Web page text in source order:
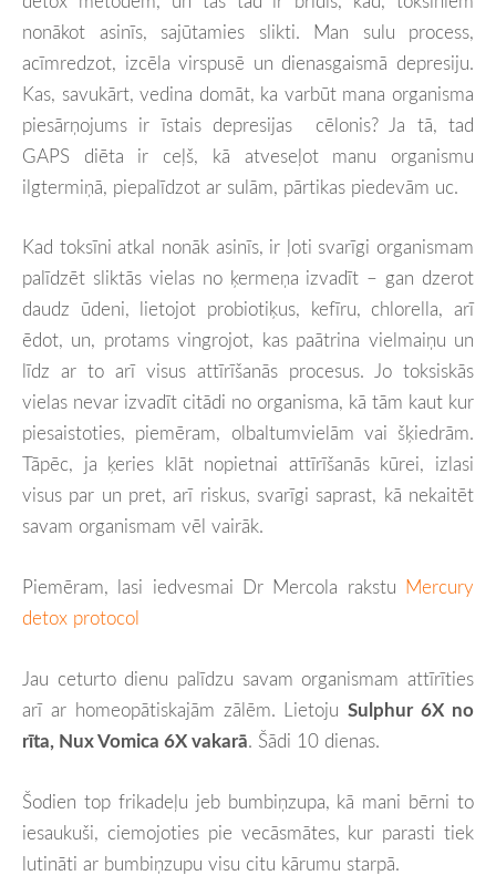
nonākot asinīs, sajūtamies slikti. Man sulu process,
acīmredzot, izcēla virspusē un dienasgaismā depresiju.
Kas, savukārt, vedina domāt, ka varbūt mana organisma
piesārņojums ir īstais depresijas cēlonis? Ja tā, tad
GAPS diēta ir ceļš, kā atveseļot manu organismu
ilgtermiņā, piepalīdzot ar sulām, pārtikas piedevām uc.
Kad toksīni atkal nonāk asinīs, ir ļoti svarīgi organismam
palīdzēt sliktās vielas no ķermeņa izvadīt – gan dzerot
daudz ūdeni, lietojot probiotiķus, kefīru, chlorella, arī
ēdot, un, protams vingrojot, kas paātrina vielmaiņu un
līdz ar to arī visus attīrīšanās procesus. Jo toksiskās
vielas nevar izvadīt citādi no organisma, kā tām kaut kur
piesaistoties, piemēram, olbaltumvielām vai šķiedrām.
Tāpēc, ja ķeries klāt nopietnai attīrīšanās kūrei, izlasi
visus par un pret, arī riskus, svarīgi saprast, kā nekaitēt
savam organismam vēl vairāk.
Piemēram, lasi iedvesmai Dr Mercola rakstu Mercury
detox protocol
Jau ceturto dienu palīdzu savam organismam attīrīties
arī ar homeopātiskajām zālēm. LietojuSulphur 6X no
rīta, Nux Vomica 6X vakarā. Šādi 10 dienas.
Šodien top frikadeļu jeb bumbiņzupa, kā mani bērni to
iesaukuši, ciemojoties pie vecāsmātes, kur parasti tiek
lutināti ar bumbiņzupu visu citu kārumu starpā.